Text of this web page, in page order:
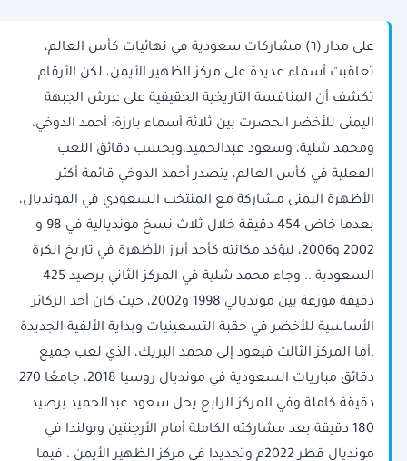
على مدار (٦) مشاركات سعودية في نهائيات كأس العالم،
تعاقبت أسماء عديدة على مركز الظهير الأيمن، لكن الأرقام
تكشف أن المنافسة التاريخية الحقيقية على عرش الجبهة
اليمنى للأخضر انحصرت بين ثلاثة أسماء بارزة: أحمد الدوخي،
ومحمد شلية، وسعود عبدالحميد.وبحسب دقائق اللعب
الفعلية في كأس العالم، يتصدر أحمد الدوخي قائمة أكثر
الأظهرة اليمنى مشاركة مع المنتخب السعودي في المونديال،
بعدما خاض 454 دقيقة خلال ثلاث نسخ مونديالية في 98 و
2002 و2006، ليؤكد مكانته كأحد أبرز الأظهرة في تاريخ الكرة
السعودية .. وجاء محمد شلية في المركز الثاني برصيد 425
دقيقة موزعة بين مونديالي 1998 و2002، حيث كان أحد الركائز
الأساسية للأخضر في حقبة التسعينيات وبداية الألفية الجديدة
.أما المركز الثالث فيعود إلى محمد البريك، الذي لعب جميع
دقائق مباريات السعودية في مونديال روسيا 2018، جامعًا 270
دقيقة كاملة.وفي المركز الرابع يحل سعود عبدالحميد برصيد
180 دقيقة بعد مشاركته الكاملة أمام الأرجنتين وبولندا في
مونديال قطر 2022م وتحديدا في مركز الظهير الأيمن ، فيما